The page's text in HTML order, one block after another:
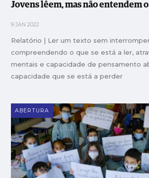
Jovens lêem, mas não entendem
9 JAN 2022
Relatório | Ler um texto sem
compreendendo o que se está a ler,
mentais e capacidade de pensamento
capacidade que se está a perder
ABERTURA